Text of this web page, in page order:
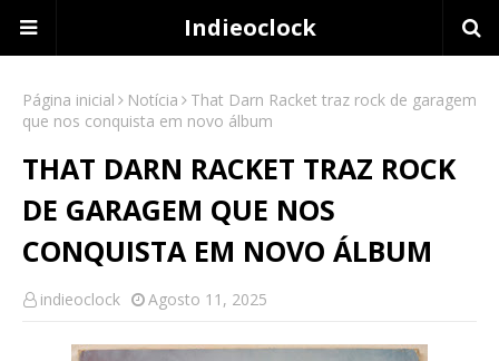
Indieoclock
Página inicial Notícia
That Darn Racket traz rock de garagem
que nos conquista em novo álbum
THAT DARN RACKET TRAZ ROCK
DE GARAGEM QUE NOS
CONQUISTA EM NOVO ÁLBUM
indieoclock Agosto 11, 2025